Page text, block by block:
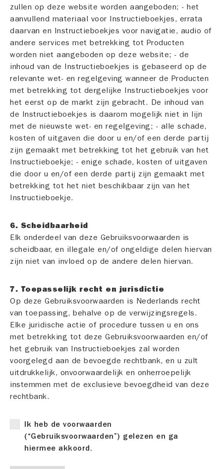
zullen op deze website worden aangeboden; - het
aanvullend materiaal voor Instructieboekjes, errata
daarvan en Instructieboekjes voor navigatie, audio of
andere services met betrekking tot Producten
worden niet aangeboden op deze website; - de
inhoud van de Instructieboekjes is gebaseerd op de
relevante wet- en regelgeving wanneer de Producten
met betrekking tot dergelijke Instructieboekjes voor
het eerst op de markt zijn gebracht. De inhoud van
de Instructieboekjes is daarom mogelijk niet in lijn
met de nieuwste wet- en regelgeving; - alle schade,
kosten of uitgaven die door u en/of een derde partij
zijn gemaakt met betrekking tot het gebruik van het
Instructieboekje; - enige schade, kosten of uitgaven
die door u en/of een derde partij zijn gemaakt met
betrekking tot het niet beschikbaar zijn van het
Instructieboekje.
6. Scheidbaarheid
Elk onderdeel van deze Gebruiksvoorwaarden is
scheidbaar, en illegale en/of ongeldige delen hiervan
zijn niet van invloed op de andere delen hiervan.
7. Toepasselijk recht en jurisdictie
Op deze Gebruiksvoorwaarden is Nederlands recht
van toepassing, behalve op de verwijzingsregels.
Elke juridische actie of procedure tussen u en ons
met betrekking tot deze Gebruiksvoorwaarden en/of
het gebruik van Instructieboekjes zal worden
voorgelegd aan de bevoegde rechtbank, en u zult
uitdrukkelijk, onvoorwaardelijk en onherroepelijk
instemmen met de exclusieve bevoegdheid van deze
rechtbank.
Ik heb de voorwaarden
(“Gebruiksvoorwaarden”) gelezen en ga
hiermee akkoord.